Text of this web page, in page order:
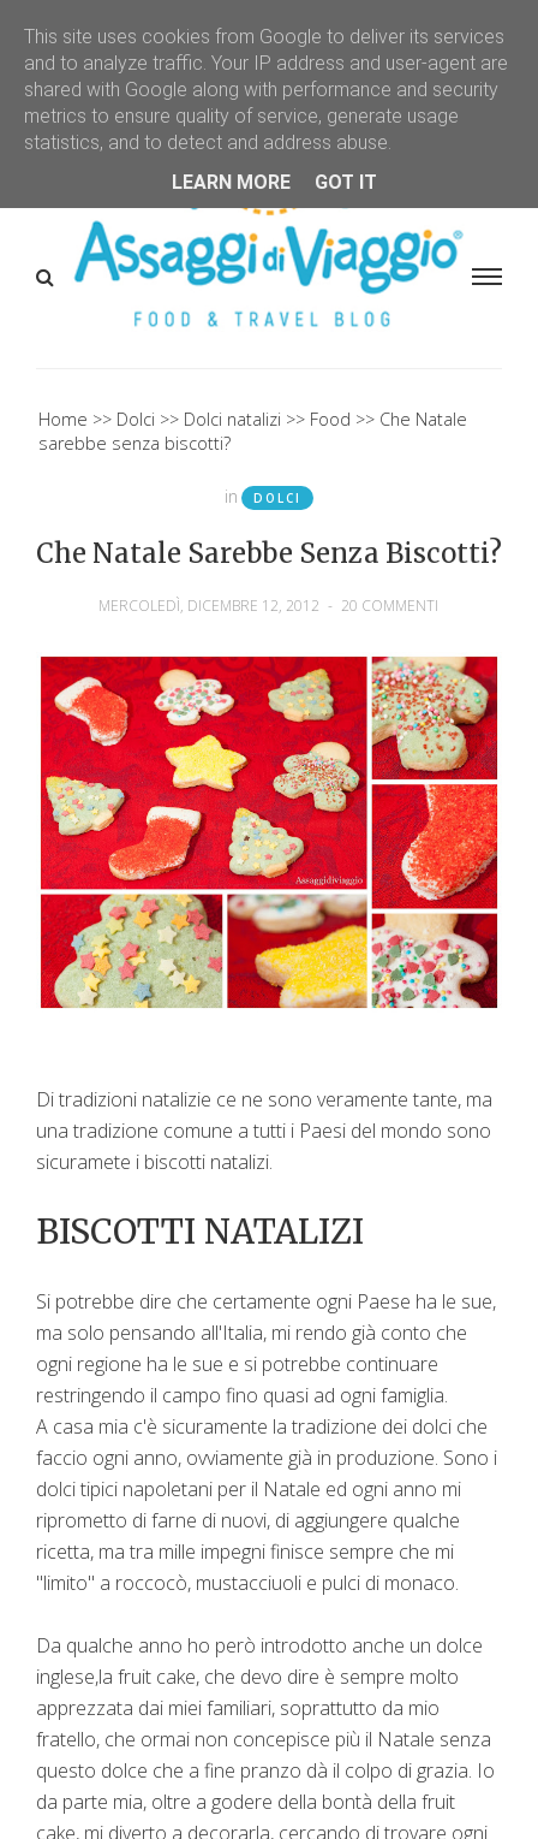
Home Dolci Dolci natalizi Food
Che Natale
sarebbe senza biscotti?
in DOLCI
Che Natale Sarebbe Senza Biscotti?
MERCOLEDÌ, DICEMBRE 12, 2012 - 20 COMMENTI
Di tradizioni natalizie ce ne sono veramente tante, ma
una tradizione comune a tutti i Paesi del mondo sono
sicuramete i biscotti natalizi.
BISCOTTI NATALIZI
Si potrebbe dire che certamente ogni Paese ha le sue,
ma solo pensando all'Italia, mi rendo già conto che
ogni regione ha le sue e si potrebbe continuare
restringendo il campo fino quasi ad ogni famiglia.
A casa mia c'è sicuramente la tradizione dei dolci che
faccio ogni anno, ovviamente già in produzione. Sono i
dolci tipici napoletani per il Natale ed ogni anno mi
riprometto di farne di nuovi, di aggiungere qualche
ricetta, ma tra mille impegni finisce sempre che mi
"limito" a roccocò, mustacciuoli e pulci di monaco.
Da qualche anno ho però introdotto anche un dolce
inglese,la fruit cake, che devo dire è sempre molto
apprezzata dai miei familiari, soprattutto da mio
fratello, che ormai non concepisce più il Natale senza
questo dolce che a fine pranzo dà il colpo di grazia. Io
da parte mia, oltre a godere della bontà della fruit
cake, mi diverto a decorarla, cercando di trovare ogni
This site uses cookies from Google to deliver its services
and to analyze traffic. Your IP address and user-agent are
shared with Google along with performance and security
metrics to ensure quality of service, generate usage
statistics, and to detect and address abuse.
LEARN MORE
GOT IT